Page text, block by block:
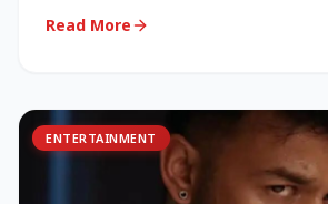
Read More
ENTERTAINMENT